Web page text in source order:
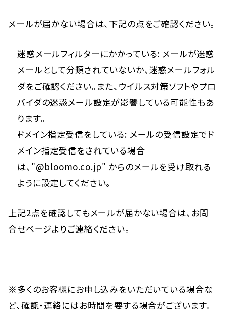
メールが届かない場合は、下記の点をご確認ください。
迷惑メールフィルターにかかっている: メールが迷惑
メールとして分類されていないか、迷惑メールフォル
ダをご確認ください。また、ウイルス対策ソフトやプロ
バイダの迷惑メール設定が影響している可能性もあ
ります。
ドメイン指定受信をしている: メールの受信設定でド
メイン指定受信をされている場合
は、"@bloomo.co.jp" からのメールを受け取れる
ように設定してください。
上記2点を確認してもメールが届かない場合は、お問
合せページよりご連絡ください。
※多くのお客様にお申し込みをいただいている場合な
ど、確認・連絡にはお時間を要する場合がございます。